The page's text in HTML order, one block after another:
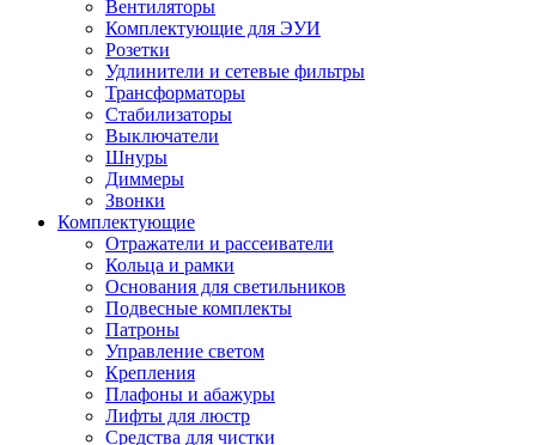
Вентиляторы
Комплектующие для ЭУИ
Розетки
Удлинители и сетевые фильтры
Трансформаторы
Стабилизаторы
Выключатели
Шнуры
Диммеры
Звонки
Комплектующие
Отражатели и рассеиватели
Кольца и рамки
Основания для светильников
Подвесные комплекты
Патроны
Управление светом
Крепления
Плафоны и абажуры
Лифты для люстр
Средства для чистки